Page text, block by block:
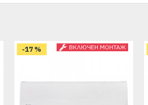
ВКЛЮЧЕН МОНТАЖ
-17 %